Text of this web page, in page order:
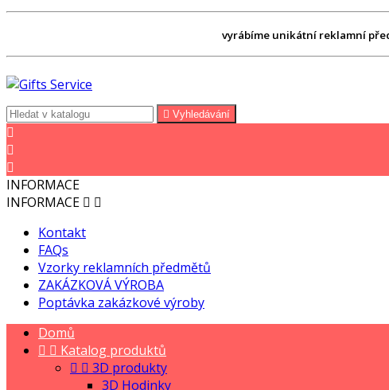
vyrábíme unikátní reklamní
 Vyhledávání



INFORMACE
INFORMACE  
Kontakt
FAQs
Vzorky reklamních předmětů
ZAKÁZKOVÁ VÝROBA
Poptávka zakázkové výroby
Domů
  Katalog produktů
  3D produkty
3D Hodinky